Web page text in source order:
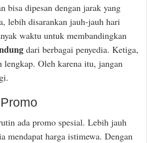
bisa dipesan dengan jarak yang
lebih disarankan jauh-jauh hari
waktu untuk membandingkan
dari berbagai penyedia. Ketiga,
lengkap. Oleh karena itu, jangan
ada promo spesial. Lebih jauh
mendapat harga istimewa. Dengan